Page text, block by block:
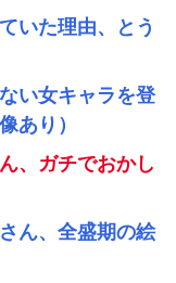
いた理由、とう
い女キャラを登
あり）
、ガチでおかし
ん、全盛期の絵